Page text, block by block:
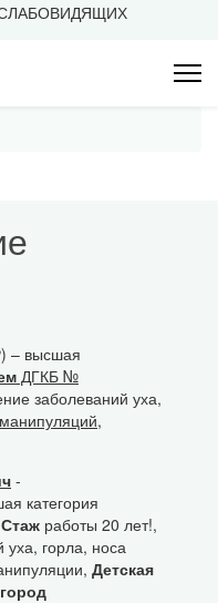
– высшая
ДГКБ №
заболеваний уха,
,
-
категория
Стаж работы 20 лет!,
уха, горла, носа
Детская